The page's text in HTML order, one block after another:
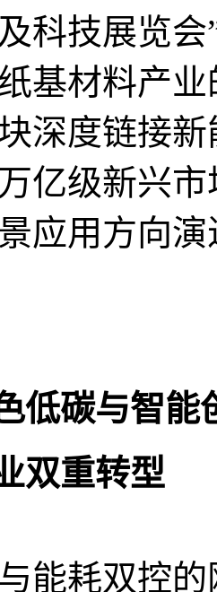
科技展览
基材料产
深度链接
亿级新兴
应用方向演
碳与智能
重转型
耗双控的